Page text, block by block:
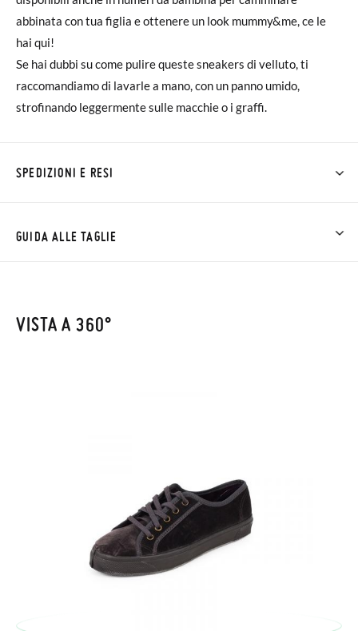
abbinata con tua figlia e ottenere un look mummy&me, ce le
hai qui!
Se hai dubbi su come pulire queste sneakers di velluto, ti
raccomandiamo di lavarle a mano, con un panno umido,
strofinando leggermente sulle macchie o i graffi.
SPEDIZIONI E RESI
ordini inferiori a 30 €, la spedizione standard costa 3,95 € e
successivo.
utilizzato per l'acquisto. Un'etichetta di reso verrà quindi
inviata automaticamente alla tua casella di posta.
Per sostituire un articolo, ti preghiamo di restituire il paio
originale utilizzando l'etichetta fornita presso qualsiasi ufficio
taglia o il modello desiderato.
GUIDA ALLE TAGLIE
VISTA A 360°